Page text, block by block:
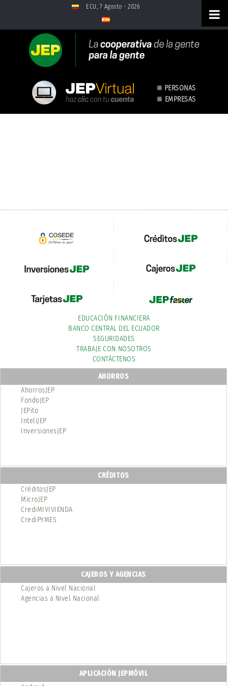
ECU, 7 Agosto - 2026
PERSONAS
EMPRESAS
Accede a
EDUCACIÓN FINANCIERA
BANCO CENTRAL DEL ECUADOR
SEGURIDADES
TRABAJE CON NOSOTROS
CONTÁCTENOS
AHORROS
AhorrosJEP
FondoJEP
JEPito
InteliJEP
InversionesJEP
CRÉDITOS
CréditosJEP
MicroJEP
CrediMIVIVIENDA
CrediPYMES
CAJEROS Y AGENCIAS
Cajeros a Nivel Nacional
Agencias a Nivel Nacional
APLICACIÓN JEPMÓVIL